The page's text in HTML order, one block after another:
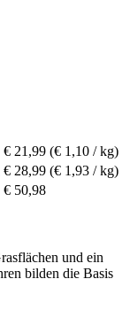
€ 21,99 (€ 1,10 / kg)
€ 28,99 (€ 1,93 / kg)
€ 50,98
und ein
bilden die Basis